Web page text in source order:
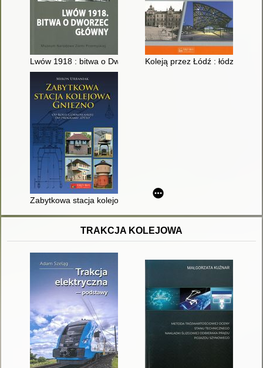
Lwów 1918 : bitwa o Dworzec GłównyKoleją przez Łódź : łódzkie
Zabytkowa stacja kolejowa Gniezno : od Kolei Górnośląskiej
TRAKCJA KOLEJOWA